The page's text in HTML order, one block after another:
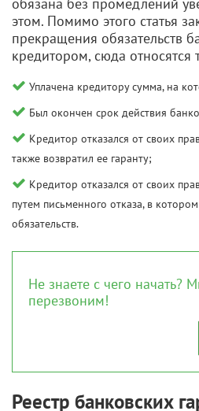
этом. Помимо этого статья
прекращения обязательств
кредитором, сюда относятся
Уплачена кредитору сумма, на
Был окончен срок действия
Кредитор отказался от своих
также возвратил ее гаранту;
Кредитор отказался от своих
путем письменного отказа, в
обязательств.
Не знаете с чего начать?
перезвоним!
Реестр банковских